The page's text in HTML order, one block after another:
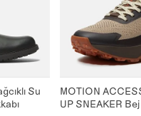
Su
MOTION
UP SNEAKER Bej